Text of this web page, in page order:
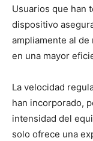
Usuarios que han
dispositivo
ampliamente al
en una mayor
La velocidad
han incorporado,
intensidad del
solo ofrece una